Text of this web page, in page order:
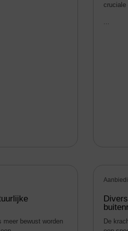
cruciale
meer bewust worden
De